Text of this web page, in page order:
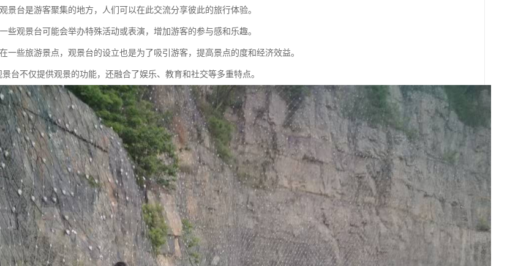
景台是游客聚集的地方，人们可以在此交流分享彼此的旅行体验。
些观景台可能会举办特殊活动或表演，增加游客的参与感和乐趣。
一些旅游景点，观景台的设立也是为了吸引游客，提高景点的度和经济效益。
台不仅提供观景的功能，还融合了娱乐、教育和社交等多重特点。